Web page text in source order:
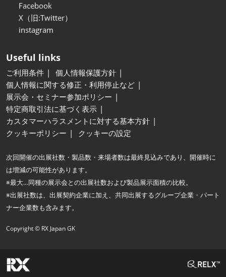
Facebook
X（旧:Twitter）
instagram
Useful links
ご利用条件
個人情報保護方針
個人情報に関する修正・利用停止など
展示会・セミナー参加ポリシー
特定商取引法に基づく表示
カスタマーハラスメントに対する基本方針
クッキーポリシー
クッキーの設定
次回開催の出展社数・製品数・来場者数は最終見込みであり、開催時に
は増減の可能性があります。
※最大…同種の展示会との出展社数および製品展示面積の比較。
※出展社数は、出展契約企業に加え、共同出展するグループ企業・パート
ナー企業数も含みます。
Copyright © RX Japan GK